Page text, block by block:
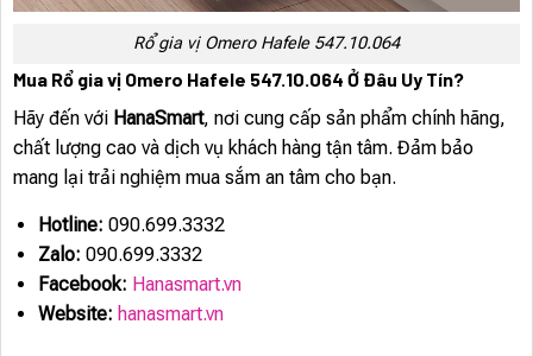
Rổ gia vị Omero Hafele 547.10.064
Mua Rổ gia vị Omero Hafele 547.10.064 Ở Đâu Uy Tín?
Hãy đến với HanaSmart, nơi cung cấp sản phẩm chính hãng,
chất lượng cao và dịch vụ khách hàng tận tâm. Đảm bảo
mang lại trải nghiệm mua sắm an tâm cho bạn.
Hotline: 090.699.3332
Zalo: 090.699.3332
Facebook: Hanasmart.vn
Website: hanasmart.vn